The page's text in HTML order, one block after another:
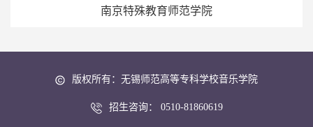
南京特殊教育师范学院
版权所有：无锡师范高等专科学校音乐学院
招生咨询： 0510-81860619